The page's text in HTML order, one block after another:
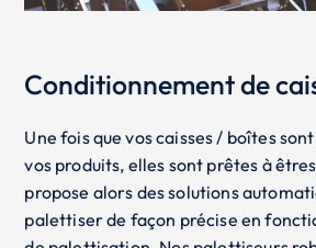
Conditionnement de
Une fois que vos caisses / boîtes
vos produits, elles sont prêtes à
propose alors des solutions
palettiser de façon précise en